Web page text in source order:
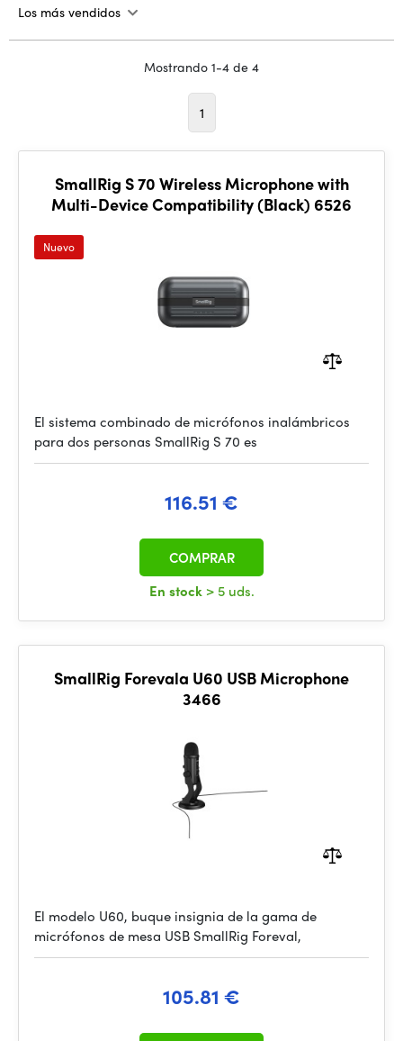
Los más vendidos
Mostrando 1-4 de 4
1
SmallRig S 70 Wireless Microphone with
Multi-Device Compatibility (Black) 6526
Nuevo
El sistema combinado de micrófonos inalámbricos
para dos personas SmallRig S 70 es
116.51 €
En stock > 5 uds.
COMPRAR
SmallRig Forevala U60 USB Microphone
3466
El modelo U60, buque insignia de la gama de
micrófonos de mesa USB SmallRig Foreval,
105.81 €